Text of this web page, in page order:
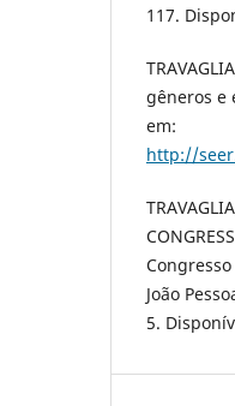
117.
gêneros e
em:
http://
João
5.